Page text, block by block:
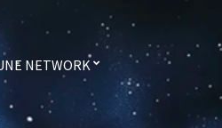
NETWORK